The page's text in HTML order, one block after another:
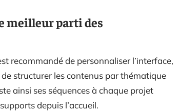
meilleur parti des
recommandé de personnaliser l’interface,
structurer les contenus par thématique
ainsi ses séquences à chaque projet
depuis l’accueil.